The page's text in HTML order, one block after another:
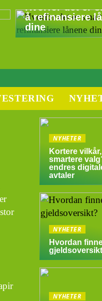
Hvorfor det er
å refinansiere
dine
NYHETER
Kortere vilkår,
smartere
endres
avtaler
NYHETER
Hvordan
NYHETER